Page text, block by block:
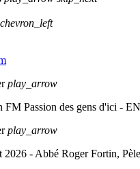
chevron_left
play_arrow
FM Passion des gens d'ici -
play_arrow
2026 - Abbé Roger Fortin,